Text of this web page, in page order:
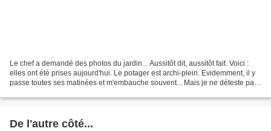
Le chef a demandé des photos du jardin... Aussitôt dit, aussitôt fait. Voici :
elles ont été prises aujourd'hui. Le potager est archi-plein. Evidemment, il y
passe toutes ses matinées et m'embauche souvent... Mais je ne déteste pas !
De l'autre côté...